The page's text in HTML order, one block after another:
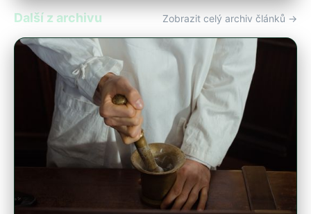
Další z archivu Zobrazit celý archiv článků →